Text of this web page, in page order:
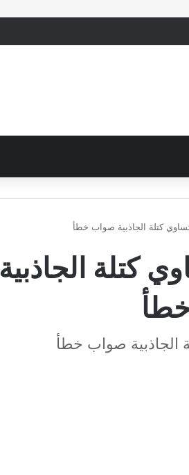
كتلة الجاذبية صواب خطأ
كتلة الجاذبية
الجاذبية صواب خطأ